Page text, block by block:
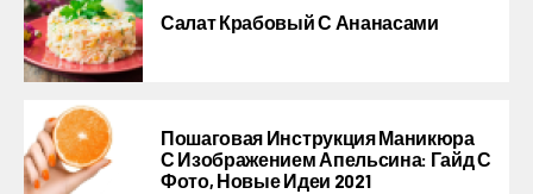
Салат Крабовый С Ананасами
Пошаговая Инструкция Маникюра
С Изображением Апельсина: Гайд С
Фото, Новые Идеи 2021